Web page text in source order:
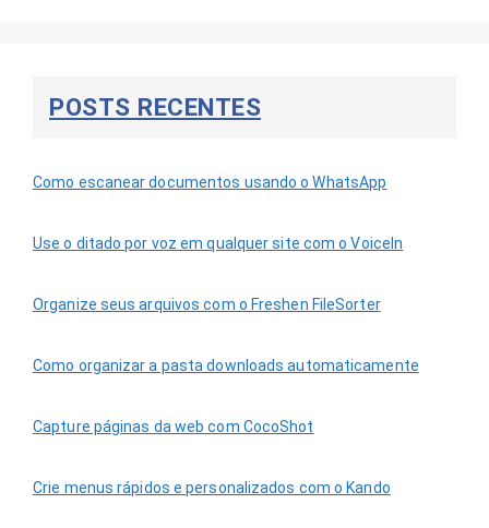
POSTS RECENTES
Como escanear documentos usando o WhatsApp
Use o ditado por voz em qualquer site com o VoiceIn
Organize seus arquivos com o Freshen FileSorter
Como organizar a pasta downloads automaticamente
Capture páginas da web com CocoShot
Crie menus rápidos e personalizados com o Kando